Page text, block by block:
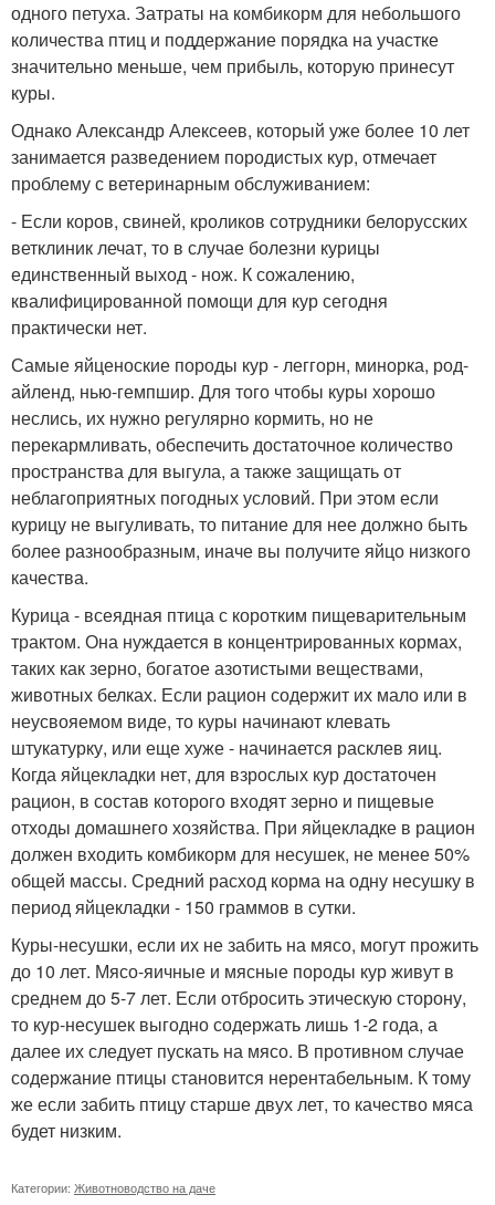
одного петуха. Затраты на комбикорм для небольшого
количества птиц и поддержание порядка на участке
значительно меньше, чем прибыль, которую принесут
куры.
Однако Александр Алексеев, который уже более 10 лет
занимается разведением породистых кур, отмечает
проблему с ветеринарным обслуживанием:
- Если коров, свиней, кроликов сотрудники белорусских
ветклиник лечат, то в случае болезни курицы
единственный выход - нож. К сожалению,
квалифицированной помощи для кур сегодня
практически нет.
Самые яйценоские породы кур - леггорн, минорка, род-
айленд, нью-гемпшир. Для того чтобы куры хорошо
неслись, их нужно регулярно кормить, но не
перекармливать, обеспечить достаточное количество
пространства для выгула, а также защищать от
неблагоприятных погодных условий. При этом если
курицу не выгуливать, то питание для нее должно быть
более разнообразным, иначе вы получите яйцо низкого
качества.
Курица - всеядная птица с коротким пищеварительным
трактом. Она нуждается в концентрированных кормах,
таких как зерно, богатое азотистыми веществами,
животных белках. Если рацион содержит их мало или в
неусвояемом виде, то куры начинают клевать
штукатурку, или еще хуже - начинается расклев яиц.
Когда яйцекладки нет, для взрослых кур достаточен
рацион, в состав которого входят зерно и пищевые
отходы домашнего хозяйства. При яйцекладке в рацион
должен входить комбикорм для несушек, не менее 50%
общей массы. Средний расход корма на одну несушку в
период яйцекладки - 150 граммов в сутки.
Куры-несушки, если их не забить на мясо, могут прожить
до 10 лет. Мясо-яичные и мясные породы кур живут в
среднем до 5-7 лет. Если отбросить этическую сторону,
то кур-несушек выгодно содержать лишь 1-2 года, а
далее их следует пускать на мясо. В противном случае
содержание птицы становится нерентабельным. К тому
же если забить птицу старше двух лет, то качество мяса
будет низким.
Категории: Животноводство на даче